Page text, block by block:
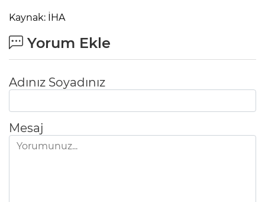
Kaynak: İHA
Yorum Ekle
Adınız Soyadınız
Mesaj